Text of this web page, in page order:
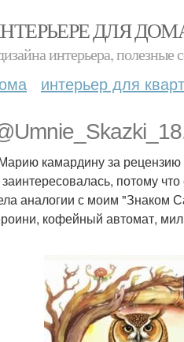
ДЛЯ
интерьера, полезные
интерьер для
камардину за
потому
аналогии с моим
кофейный автомат,